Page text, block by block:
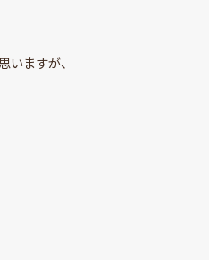
いますが、